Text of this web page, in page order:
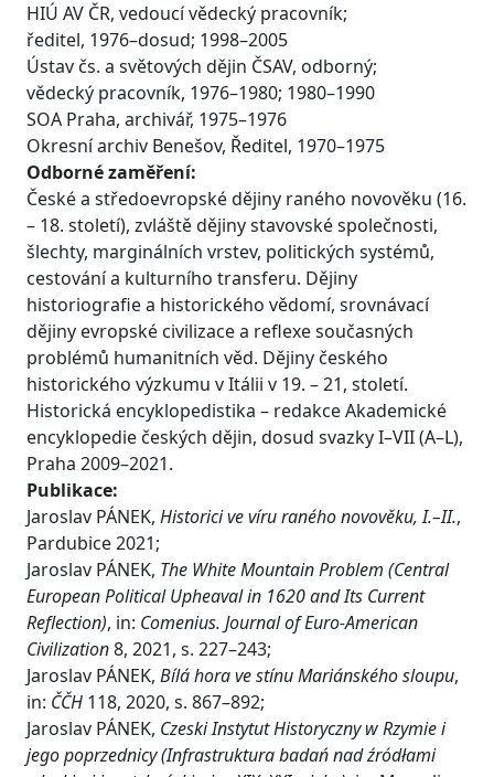
HIÚ AV ČR, vedoucí vědecký pracovník;
ředitel, 1976–dosud; 1998–2005
Ústav čs. a světových dějin ČSAV, odborný;
vědecký pracovník, 1976–1980; 1980–1990
SOA Praha, archivář, 1975–1976
Okresní archiv Benešov, Ředitel, 1970–1975
Odborné zaměření:
České a středoevropské dějiny raného novověku (16.
– 18. století), zvláště dějiny stavovské společnosti,
šlechty, marginálních vrstev, politických systémů,
cestování a kulturního transferu. Dějiny
historiografie a historického vědomí, srovnávací
dějiny evropské civilizace a reflexe současných
problémů humanitních věd. Dějiny českého
historického výzkumu v Itálii v 19. – 21, století.
Historická encyklopedistika – redakce Akademické
encyklopedie českých dějin, dosud svazky I–VII (A–L),
Praha 2009–2021.
Publikace:
Jaroslav PÁNEK, Historici ve víru raného novověku, I.–II.,
Pardubice 2021;
Jaroslav PÁNEK, The White Mountain Problem (Central
European Political Upheaval in 1620 and Its Current
Reflection), in: Comenius. Journal of Euro-American
Civilization8, 2021, s. 227–243;
Jaroslav PÁNEK, Bílá hora ve stínu Mariánského sloupu,
in: ČČH 118, 2020, s. 867–892;
Jaroslav PÁNEK, Czeski Instytut Historyczny w Rzymie i
jego poprzednicy (Infrastruktura badań nad źródłami